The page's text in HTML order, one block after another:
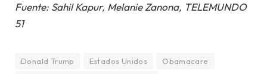
Fuente: Sahil Kapur, Melanie Zanona, TELEMUNDO
51
Donald Trump Estados Unidos
Obamacare